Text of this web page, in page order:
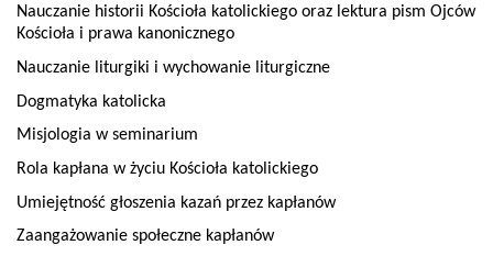
Nauczanie historii Kościoła katolickiego oraz lektura pism Ojców
Kościoła i prawa kanonicznego
Nauczanie liturgiki i wychowanie liturgiczne
Dogmatyka katolicka
Misjologia w seminarium
Rola kapłana w życiu Kościoła katolickiego
Umiejętność głoszenia kazań przez kapłanów
Zaangażowanie społeczne kapłanów